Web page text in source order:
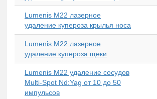
Lumenis M22 лазерное
удаление купероза крылья носа
Lumenis M22 лазерное
удаление купероза щеки
Lumenis M22 удаление сосудов
Multi-Spot Nd:Yag от 10 до 50
импульсов